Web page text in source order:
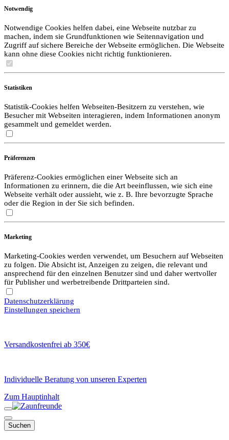
Notwendig
Notwendige Cookies helfen dabei, eine Webseite nutzbar zu
machen, indem sie Grundfunktionen wie Seitennavigation und
Zugriff auf sichere Bereiche der Webseite ermöglichen. Die Webseite
kann ohne diese Cookies nicht richtig funktionieren.
Statistiken
Statistik-Cookies helfen Webseiten-Besitzern zu verstehen, wie
Besucher mit Webseiten interagieren, indem Informationen anonym
gesammelt und gemeldet werden.
Präferenzen
Präferenz-Cookies ermöglichen einer Webseite sich an
Informationen zu erinnern, die die Art beeinflussen, wie sich eine
Webseite verhält oder aussieht, wie z. B. Ihre bevorzugte Sprache
oder die Region in der Sie sich befinden.
Marketing
Marketing-Cookies werden verwendet, um Besuchern auf Webseiten
zu folgen. Die Absicht ist, Anzeigen zu zeigen, die relevant und
ansprechend für den einzelnen Benutzer sind und daher wertvoller
für Publisher und werbetreibende Drittparteien sind.
Datenschutzerklärung
Einstellungen speichern
Versandkostenfrei ab 350€
Individuelle Beratung von unseren Experten
Zum Hauptinhalt
Suchen